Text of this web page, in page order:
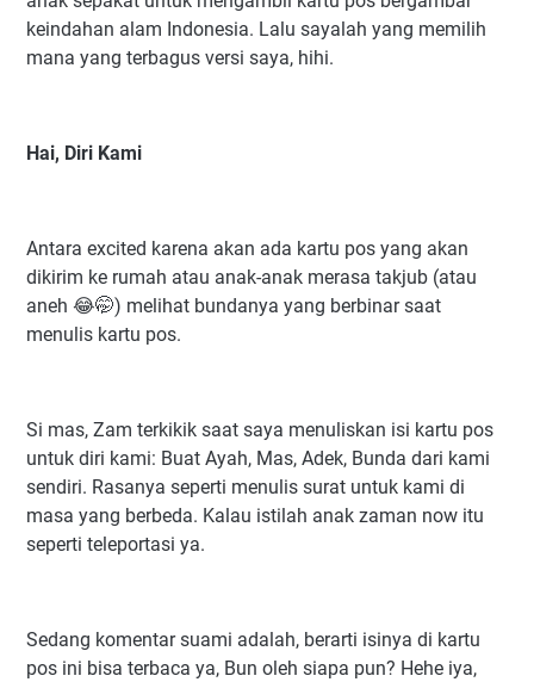
keindahan alam Indonesia. Lalu sayalah yang memilih
mana yang terbagus versi saya, hihi.
Hai, Diri Kami
Antara excited karena akan ada kartu pos yang akan
dikirim ke rumah atau anak-anak merasa takjub (atau
aneh 😂🤭) melihat bundanya yang berbinar saat
menulis kartu pos.
Si mas, Zam terkikik saat saya menuliskan isi kartu pos
untuk diri kami: Buat Ayah, Mas, Adek, Bunda dari kami
sendiri. Rasanya seperti menulis surat untuk kami di
masa yang berbeda. Kalau istilah anak zaman now itu
seperti teleportasi ya.
Sedang komentar suami adalah, berarti isinya di kartu
pos ini bisa terbaca ya, Bun oleh siapa pun? Hehe iya,